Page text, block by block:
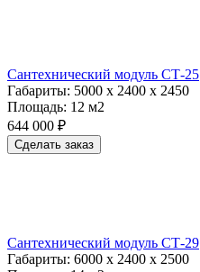
Сантехнический модуль СТ-25
Габариты: 5000 х 2400 х 2450
Площадь: 12 м2
644 000 ₽
Сделать заказ
Сантехнический модуль СТ-29
Габариты: 6000 х 2400 х 2500